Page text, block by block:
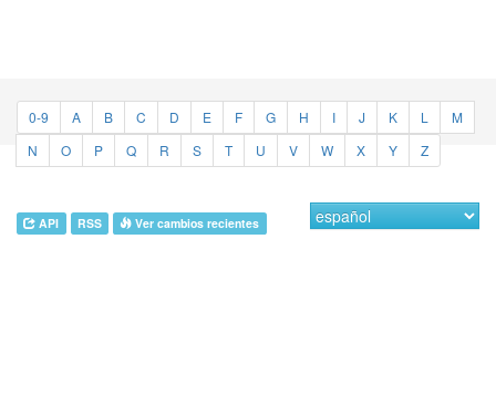
0-9 A B C D E F G H I J K L
M
N
O P Q R S T U V W X Y Z
API RSS Ver cambios recientes